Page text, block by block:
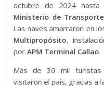
octubre de 2024 hasta
Ministerio de
Las naves amarraron en
Multipropósito,
porAPM Terminal Callao.
Más de 30 mil turistas
visitaron el país, gracias a